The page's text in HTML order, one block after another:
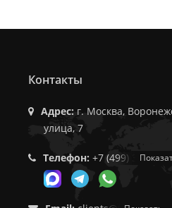
Контакты
Адрес:г. Москва,
улица, 7
Телефон: +7 (499) 350-55-